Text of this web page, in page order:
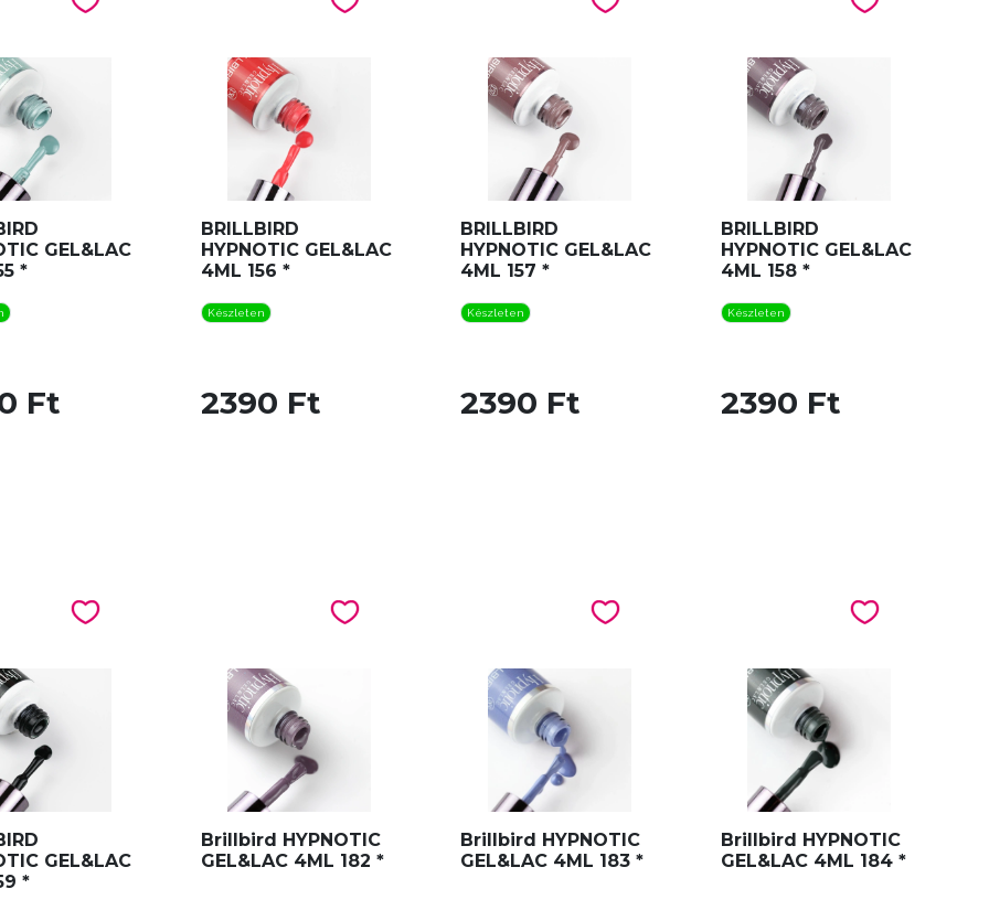
GEL&LAC
*
Ft
BRILLBIRD
HYPNOTIC GEL&LAC
4ML 156 *
Készleten
2390 Ft
BRILLBIRD
HYPNOTIC GEL&LAC
4ML 157 *
Készleten
2390 Ft
BRILLBIRD
HYPNOTIC GEL&LAC
4ML 158 *
Készleten
2390 Ft
GEL&LAC
*
Brillbird HYPNOTIC
GEL&LAC 4ML 182 *
Brillbird HYPNOTIC
GEL&LAC 4ML 183 *
Brillbird HYPNOTIC
GEL&LAC 4ML 184 *